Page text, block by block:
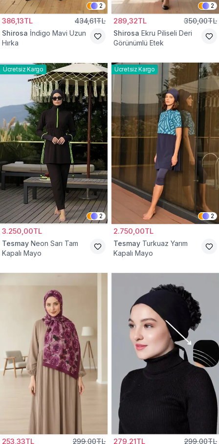
2
386,13TL 434,61TL
Shirosa İndigo Mavi Uzun
Hırka
2
289,32TL 350,00TL
Shirosa Ekru Piliseli Deri
Görünümlü Etek
Ücretsiz Kargo
2
3.250,00TL
Tesmay Neon Sarı Tam
Kapalı Mayo
Ücretsiz Kargo
2
2.750,00TL
Tesmay Turkuaz Yarım
Kapalı Mayo
253,33TL 299,00TL 279,21TL 299,00TL